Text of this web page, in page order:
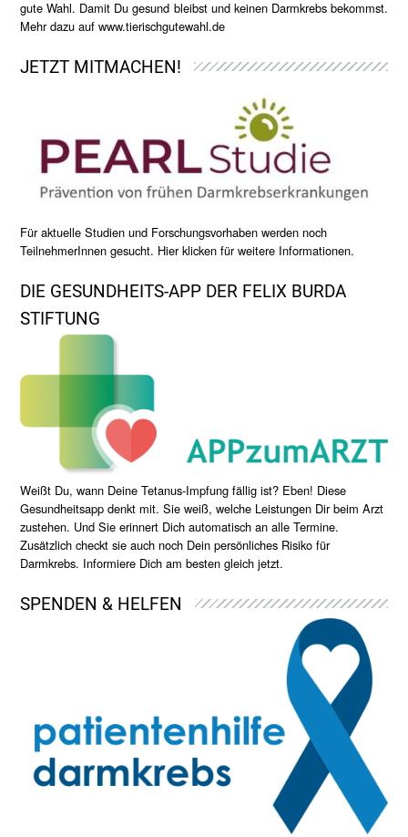
gute Wahl. Damit Du gesund bleibst und keinen Darmkrebs bekommst.
Mehr dazu aufwww.tierischgutewahl.de
JETZT MITMACHEN!
Für aktuelle Studien und Forschungsvorhaben werden noch
TeilnehmerInnen gesucht. Hier klicken für weitere Informationen.
DIE GESUNDHEITS-APP DER FELIX BURDA
STIFTUNG
Weißt Du, wann Deine Tetanus-Impfung fällig ist? Eben! Diese
Gesundheitsapp denkt mit. Sie weiß, welche Leistungen Dir beim Arzt
zustehen. Und Sie erinnert Dich automatisch an alle Termine.
Zusätzlich checkt sie auch noch Dein persönliches Risiko für
Darmkrebs. Informiere Dich am besten gleich jetzt.
SPENDEN & HELFEN